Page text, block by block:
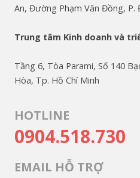
An, Đường Phạm Văn Đồng, P.
Trung tâm Kinh doanh và
Tầng 6, Tòa Parami, Số 140
Hòa, Tp. Hồ Chí Minh
HOTLINE
0904.518.730
EMAIL HỖ TRỢ